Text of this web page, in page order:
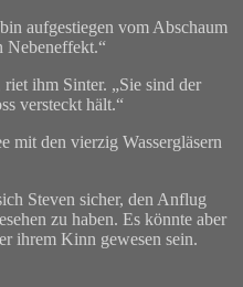
aufgestiegen vom Abschaum
Nebeneffekt.“
ihm Sinter. „Sie sind der
versteckt hält.“
mit den vierzig Wassergläsern
Steven sicher, den Anflug
zu haben. Es könnte aber
ihrem Kinn gewesen sein.